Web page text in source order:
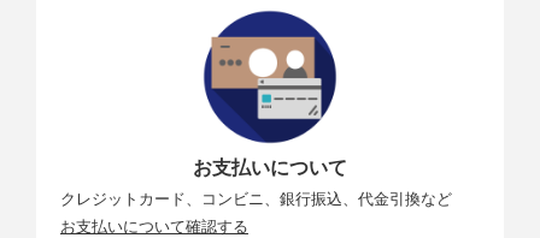
お支払いについて
クレジットカード、コンビニ、銀行振込、代金引換など
お支払いについて確認する